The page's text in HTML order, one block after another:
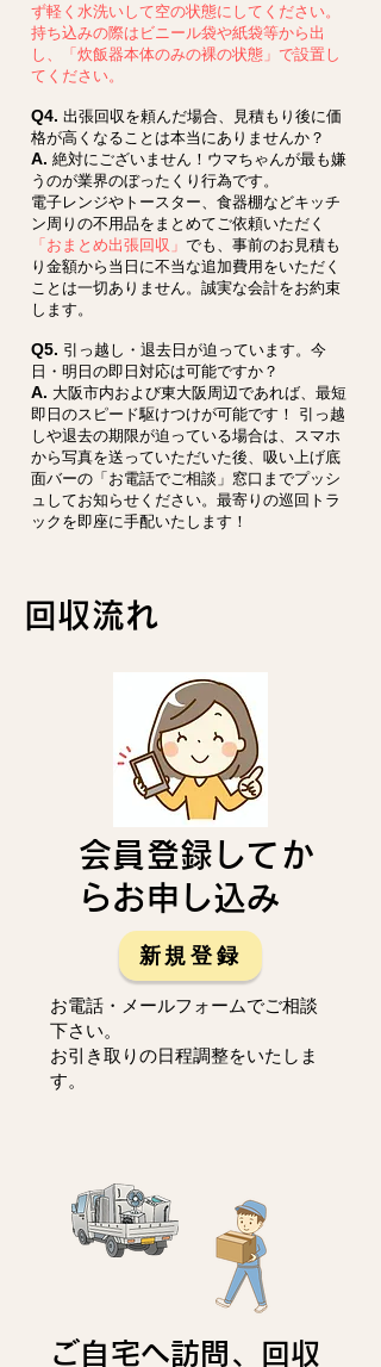
ず軽く水洗いして空の状態にしてください。
持ち込みの際はビニール袋や紙袋等から出
し、「炊飯器本体のみの裸の状態」で設置し
てください。
Q4. 出張回収を頼んだ場合、見積もり後に価
格が高くなることは本当にありませんか？
A. 絶対にございません！ウマちゃんが最も嫌
うのが業界のぼったくり行為です。
電子レンジやトースター、食器棚などキッチ
ン周りの不用品をまとめてご依頼いただく
「おまとめ出張回収」 でも、事前のお見積も
り金額から当日に不当な追加費用をいただく
ことは一切ありません。誠実な会計をお約束
します。
Q5. 引っ越し・退去日が迫っています。今
日・明日の即日対応は可能ですか？
A. 大阪市内および東大阪周辺であれば、最短
即日のスピード駆けつけが可能です！ 引っ越
しや退去の期限が迫っている場合は、スマホ
から写真を送っていただいた後、吸い上げ底
面バーの「お電話でご相談」窓口までプッシ
ュしてお知らせください。最寄りの巡回トラ
ックを即座に手配いたします！
回収流れ
会員登録してか
らお申し込み
新規登録
お電話・メールフォームでご相談
下さい。
お引き取りの日程調整をいたしま
す。
ご自宅へ訪問、回収